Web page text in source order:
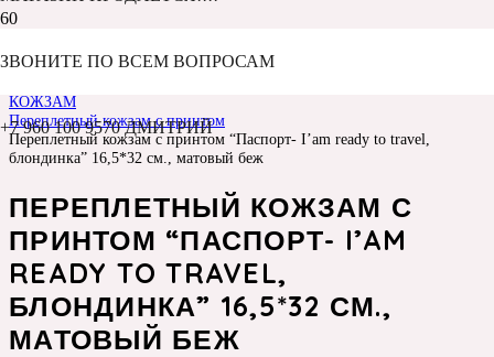
ЗВОНИТЕ ПО ВСЕМ ВОПРОСАМ
+7 960 100 9570 ДМИТРИЙ
Главная
КОЖЗАМ
Переплетный кожзам с принтом
Переплетный кожзам с принтом “Паспорт- I’am ready to travel,
блондинка” 16,5*32 см., матовый беж
ПЕРЕПЛЕТНЫЙ КОЖЗАМ С
ПРИНТОМ “ПАСПОРТ- I’AM
READY TO TRAVEL,
БЛОНДИНКА” 16,5*32 СМ.,
МАТОВЫЙ БЕЖ